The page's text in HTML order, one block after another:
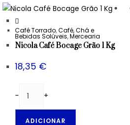
Café Torrado,Café, Chá e
Bebidas Solúveis,Mercearia
Nicola Café Bocage Grão 1 Kg
18,35 €
- +
ADICIONAR